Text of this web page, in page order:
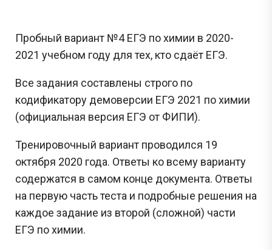
Пробный вариант №4 ЕГЭ по химии в 2020-
2021 учебном году для тех, кто сдаёт ЕГЭ.
Все задания составлены строго по
кодификатору демоверсии ЕГЭ 2021 по химии
(официальная версия ЕГЭ от ФИПИ).
Тренировочный вариант проводился 19
октября 2020 года. Ответы ко всему варианту
содержатся в самом конце документа. Ответы
на первую часть теста и подробные решения на
каждое задание из второй (сложной) части
ЕГЭ по химии.